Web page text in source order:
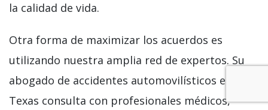
la calidad de vida.
Otra forma de maximizar los acuerdos es
utilizando nuestra amplia red de expertos. Su
abogado de accidentes automovilísticos en
Texas consulta con profesionales médicos,